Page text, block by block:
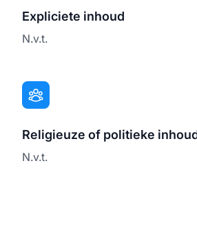
Expliciete inhoud
N.v.t.
Religieuze of politieke
N.v.t.